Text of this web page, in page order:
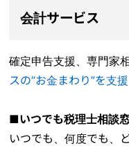
会計サービス
確定申告支援、専門家
スの”お金まわり”を支
■いつでも税理士相談
いつでも、何度でも、